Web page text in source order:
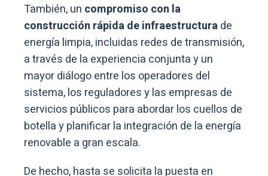
También, un compromiso con la
construcción rápida de infraestructurade
energía limpia, incluidas redes de transmisión,
a través de la experiencia conjunta y un
mayor diálogo entre los operadores del
sistema, los reguladores y las empresas de
servicios públicos para abordar los cuellos de
botella y planificar la integración de la energía
renovable a gran escala.
De hecho, hasta se solicita la puesta en